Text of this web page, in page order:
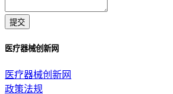
提交
医疗器械创新网
医疗器械创新网
政策法规